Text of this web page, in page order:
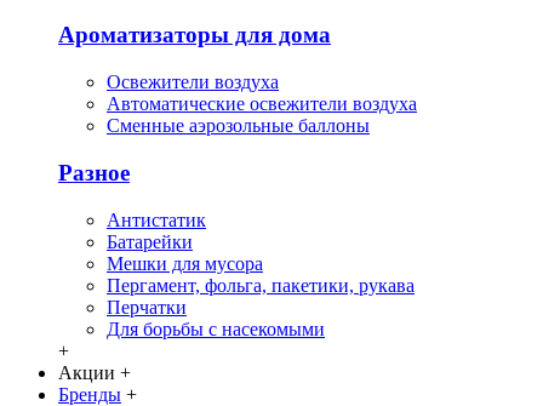
Ароматизаторы для дома
Освежители воздуха
Автоматические освежители воздуха
Сменные аэрозольные баллоны
Разное
Антистатик
Батарейки
Мешки для мусора
Пергамент, фольга, пакетики, рукава
Перчатки
Для борьбы с насекомыми
+
Акции +
Бренды +